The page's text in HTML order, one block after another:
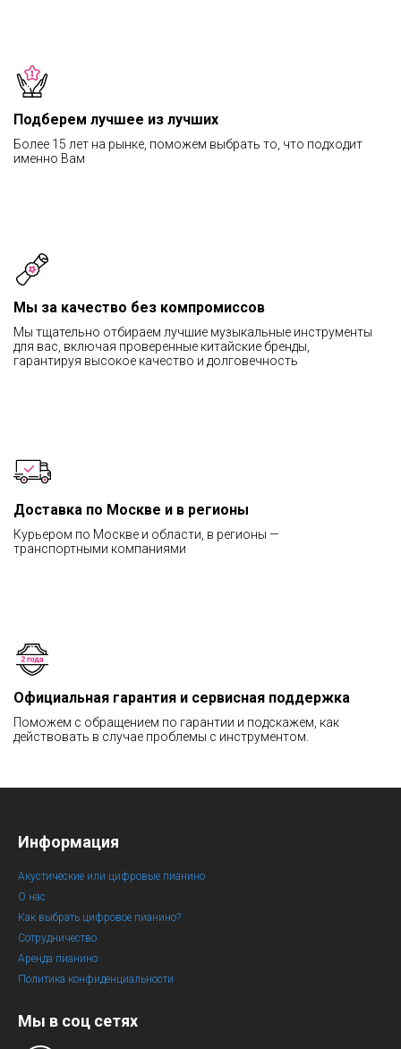
Подберем лучшее из лучших
Более 15 лет на рынке, поможем выбрать то, что подходит
именно Вам
Мы за качество без компромиссов
Мы тщательно отбираем лучшие музыкальные инструменты
для вас, включая проверенные китайские бренды,
гарантируя высокое качество и долговечность
Доставка по Москве и в регионы
Курьером по Москве и области, в регионы —
транспортными компаниями
Официальная гарантия и сервисная поддержка
Поможем с обращением по гарантии и подскажем, как
действовать в случае проблемы с инструментом.
Информация
Акустические или цифровые пианино
О нас
Как выбрать цифровое пианино?
Сотрудничество
Аренда пианино
Политика конфиденциальности
Мы в соц сетях